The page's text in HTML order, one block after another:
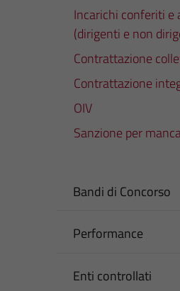
Incarichi conferiti e
(dirigenti e non
Contrattazione
Contrattazione
OIV
Sanzione per
Bandi di Concorso
Performance
Enti controllati